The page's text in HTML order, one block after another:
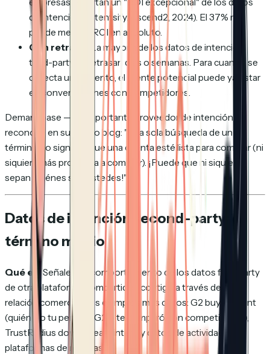
de intención (Intentsify/Ascend2, 2024). El 37% no
puede medir el ROI en absoluto.
Con retraso.
La mayoría de los datos de intención
third-party se retrasan días o semanas. Para cuando se
detecta un aumento, el cliente potencial puede ya estar
en conversaciones con competidores.
Demandbase — un importante proveedor de intención —
reconoce en su propio blog: "Una sola búsqueda de un
término no significa que una cuenta esté lista para comprar (ni
siquiera más propensa a comprar). ¡Puede que ni siquiera
sepan quiénes son ustedes!"
Datos de intención second-party: el
término medio
Qué es: Señales de comportamiento de los datos first-party
de otra plataforma, compartidos contigo a través de una
relación comercial. Los ejemplos más claros: G2 buyer intent
(quién vio tu perfil de G2 o te comparó con competidores),
TrustRadius downstream intent y datos de actividad de
plataformas de reseñas.